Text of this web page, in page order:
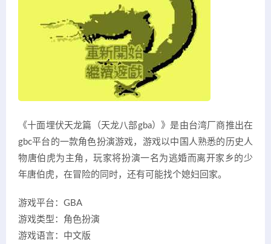
《十面埋伏天龙篇（天龙八部gba）》是由台湾厂商推出在
gbc平台的一款角色扮演游戏，游戏以中国人熟悉的历史人
物唐伯虎为主角，玩家将扮演一名为逃婚而离开家乡的少
年唐伯虎，在冒险的同时，还有可能找个媳妇回家。
游戏平台：GBA
游戏类型：角色扮演
游戏语言：中文版